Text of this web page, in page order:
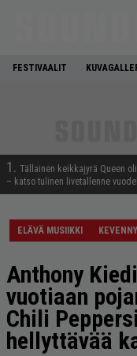
FESTIVAALIT
1. Tällainen keikkajyrä Queen
– katso tulinen livetallenne
ELÄVÄ MUSIIKKI
Anthony
vuotiaan
Chili
hellyttävää